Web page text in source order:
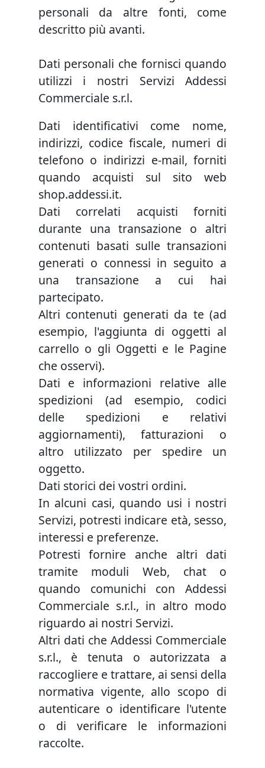
personali da altre fonti, come
descritto più avanti.
Dati personali che fornisci quando
utilizzi i nostri Servizi Addessi
Commerciale s.r.l.
Dati identificativi come nome,
indirizzi, codice fiscale, numeri di
telefono o indirizzi e-mail, forniti
quando acquisti sul sito web
shop.addessi.it.
Dati correlati acquisti forniti
durante una transazione o altri
contenuti basati sulle transazioni
generati o connessi in seguito a
una transazione a cui hai
partecipato.
Altri contenuti generati da te (ad
esempio, l'aggiunta di oggetti al
carrello o gli Oggetti e le Pagine
che osservi).
Dati e informazioni relative alle
spedizioni (ad esempio, codici
delle spedizioni e relativi
aggiornamenti), fatturazioni o
altro utilizzato per spedire un
oggetto.
Dati storici dei vostri ordini.
In alcuni casi, quando usi i nostri
Servizi, potresti indicare età, sesso,
interessi e preferenze.
Potresti fornire anche altri dati
tramite moduli Web, chat o
quando comunichi con Addessi
Commerciale s.r.l., in altro modo
riguardo ai nostri Servizi.
Altri dati che Addessi Commerciale
s.r.l., è tenuta o autorizzata a
raccogliere e trattare, ai sensi della
normativa vigente, allo scopo di
autenticare o identificare l'utente
o di verificare le informazioni
raccolte.